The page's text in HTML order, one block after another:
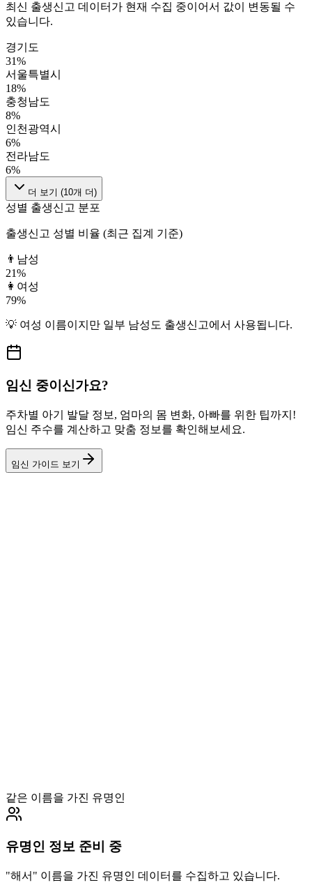
최신 출생신고 데이터가 현재 수집 중이어서 값이 변동될 수
있습니다.
경기도
31%
서울특별시
18%
충청남도
8%
인천광역시
6%
전라남도
6%
더 보기 (10개 더)
성별 출생신고 분포
출생신고 성별 비율 (최근 집계 기준)
👨 남성
21%
👩 여성
79%
💡 여성 이름이지만 일부 남성도 출생신고에서 사용됩니다.
임신 중이신가요?
주차별 아기 발달 정보, 엄마의 몸 변화, 아빠를 위한 팁까지!
임신 주수를 계산하고 맞춤 정보를 확인해보세요.
임신 가이드 보기
같은 이름을 가진 유명인
유명인 정보 준비 중
"해서 " 이름을 가진 유명인 데이터를 수집하고 있습니다.